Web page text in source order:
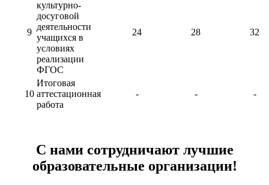
9
культурно-
досуговой
деятельности
учащихся в
условиях
реализации
ФГОС
24 28 32
10
Итоговая
аттестационная
работа
- - -
С нами сотрудничают лучшие
образовательные организации!